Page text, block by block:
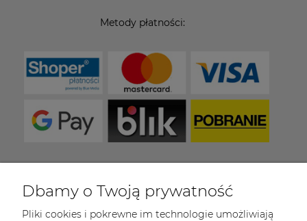
Metody płatności:
COULEUR CARAMEL
Zapraszamy do kontaktu od poniedziałku do
Dbamy o Twoją prywatność
Pliki cookies i pokrewne im technologie umożliwiają